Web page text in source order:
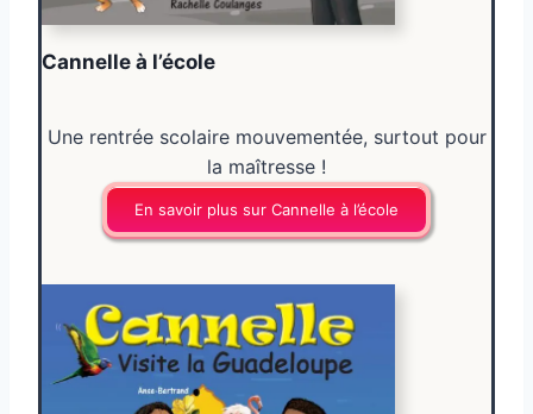
Cannelle à l’école
Une rentrée scolaire mouvementée, surtout pour
la maîtresse !
En savoir plus sur Cannelle à l’école